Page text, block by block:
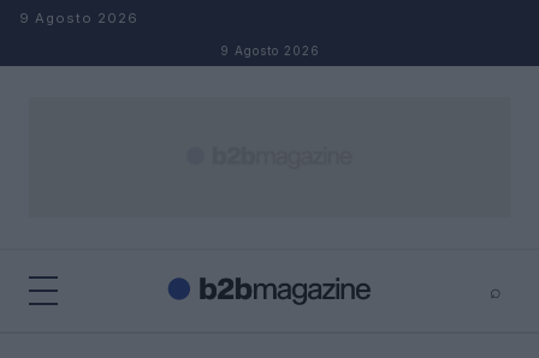
Salta al contenuto
9 Agosto 2026
9 Agosto 2026
⌕